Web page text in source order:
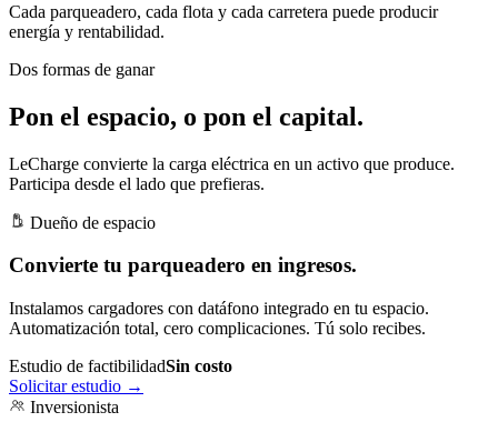
Cada parqueadero, cada flota y cada carretera puede producir
energía y rentabilidad.
Dos formas de ganar
Pon el espacio, o pon el capital.
LeCharge convierte la carga eléctrica en un activo que produce.
Participa desde el lado que prefieras.
Dueño de espacio
Convierte tu parqueadero en ingresos.
Instalamos cargadores con datáfono integrado en tu espacio.
Automatización total, cero complicaciones. Tú solo recibes.
Estudio de factibilidadSin costo
Solicitar estudio →
Inversionista